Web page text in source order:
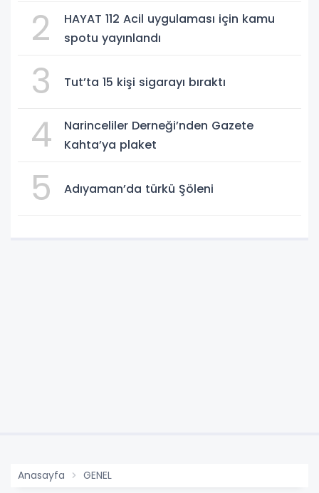
2
HAYAT 112 Acil uygulaması için kamu
spotu yayınlandı
3 Tut’ta 15 kişi sigarayı bıraktı
4
Narinceliler Derneği’nden Gazete
Kahta’ya plaket
5 Adıyaman’da türkü Şöleni
Anasayfa GENEL